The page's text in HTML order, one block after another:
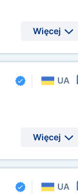
Więcej
UA
Więcej
UA